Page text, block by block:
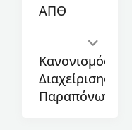
Λήξη
28/09/2025
Διάρκεια:
26
ώρες
ΑΠΘ
Κανονισμός
Διαχείρισης
Παραπόνων